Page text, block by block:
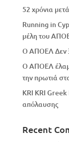
52 χρόνια
Running in
μέλη του
Ο ΑΠΟΕΛ Δεν
Ο ΑΠΟΕΛ
την πρωτιά
KRI KRI
απόλαυσης
Recent